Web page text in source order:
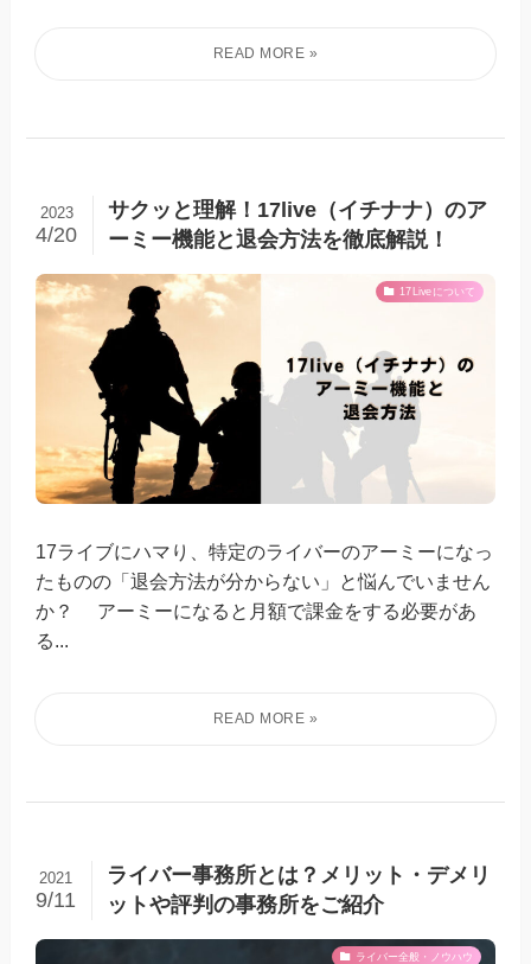
サクッと理解！17live（イチナナ）のア
ーミー機能と退会方法を徹底解説！
2023
4/20
17Liveについて
17ライブにハマり、特定のライバーのアーミーになっ
たものの「退会方法が分からない」と悩んでいません
か？ アーミーになると月額で課金をする必要があ
る...
ライバー事務所とは？メリット・デメリ
ットや評判の事務所をご紹介
2021
9/11
ライバー全般・ノウハウ